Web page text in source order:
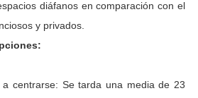
diáfanos en comparación con el
y privados.
centrarse: Se tarda una media de 23